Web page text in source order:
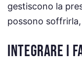
gestiscono la
possono
INTEGRARE I